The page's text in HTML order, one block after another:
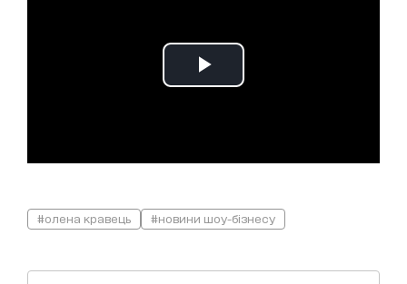
#олена кравець #новини шоу-бізнесу